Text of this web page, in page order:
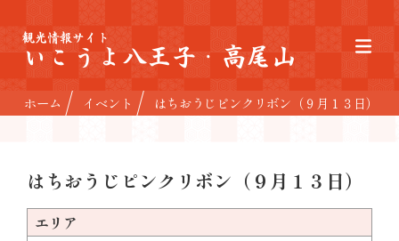
観光情報サイト
いこうよ八王子・高尾山
ホーム イベント はちおうじピンクリボン（９月１３日）
はちおうじピンクリボン（９月１３日）
エリア